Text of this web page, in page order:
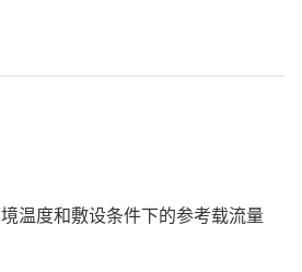
温度和敷设条件下的参考载流量